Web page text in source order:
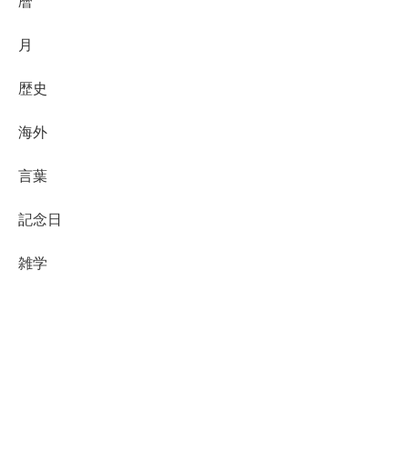
月
歴史
海外
言葉
記念日
雑学